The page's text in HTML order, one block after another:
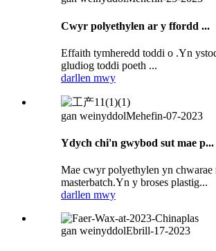
Cwyr polyethylen ar y ffordd ...
Effaith tymheredd toddi o .Yn
gludiog toddi poeth ...
darllen mwy
gan weinyddolMehefin-07-2023
Ydych chi'n gwybod sut mae p...
Mae cwyr polyethylen yn chwarae
masterbatch.Yn y broses plastig...
darllen mwy
gan weinyddolEbrill-17-2023